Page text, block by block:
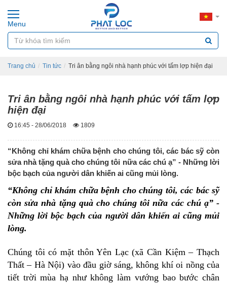
Menu
Trang chủ Tin tức Tri ân bằng ngôi nhà hạnh phúc với tấm lợp hiện đại
Tri ân bằng ngôi nhà hạnh phúc với tấm lợp
hiện đại
16:45 - 28/06/2018 1809
“Không chỉ khám chữa bệnh cho chúng tôi, các bác sỹ còn
sửa nhà tặng quà cho chúng tôi nữa các chú ạ” - Những lời
bộc bạch của người dân khiến ai cũng mủi lòng.
“Không chỉ khám chữa bệnh cho chúng tôi, các bác sỹ
còn sửa nhà tặng quà cho chúng tôi nữa các chú ạ” -
Những lời bộc bạch của người dân khiến ai cũng mủi
lòng.
Chúng tôi có mặt thôn Yên Lạc (xã Cần Kiệm – Thạch
Thất – Hà Nội) vào đầu giờ sáng, không khí oi nồng của
tiết trời mùa hạ như không làm vướng bao bước chân